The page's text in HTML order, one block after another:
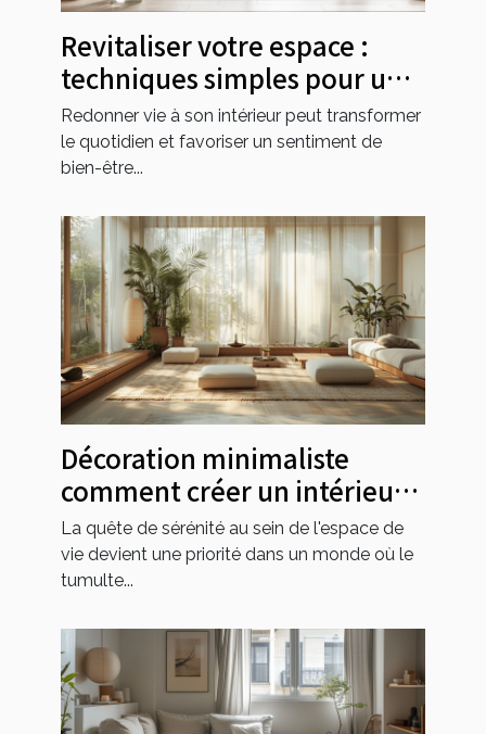
Revitaliser votre espace :
techniques simples pour une
maison resplendissante
Redonner vie à son intérieur peut transformer
le quotidien et favoriser un sentiment de
bien-être...
Décoration minimaliste
comment créer un intérieur
zen sans encombrement
La quête de sérénité au sein de l'espace de
vie devient une priorité dans un monde où le
tumulte...